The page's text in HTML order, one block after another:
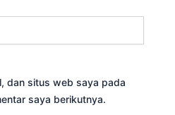
dan situs web saya pada
saya berikutnya.